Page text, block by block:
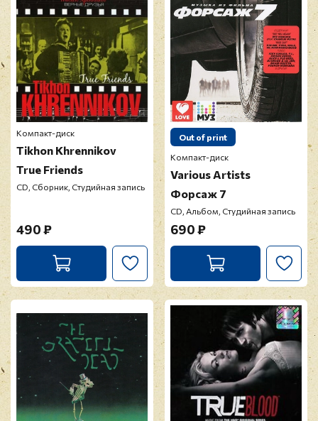
Компакт-диск
Tikhon Khrennikov
True Friends
CD, Сборник, Студийная запись
490 ₽
Out of print
Компакт-диск
Various Artists
Форсаж 7
CD, Альбом, Студийная запись
690 ₽